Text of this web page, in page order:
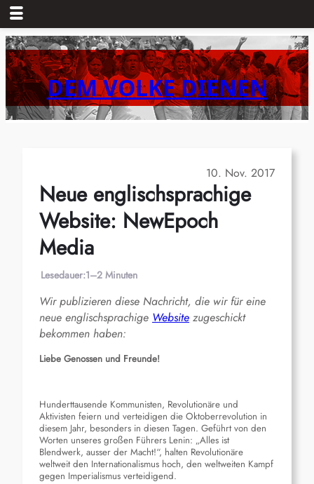
Zum
Inhalt
springenDEM VOLKE DIENEN
10. Nov. 2017
Neue englischsprachige
Website: NewEpoch
Media
Lesedauer:1–2 Minuten
Wir publizieren diese Nachricht, die wir für eine
neue englischsprachige Website zugeschickt
bekommen haben:
Liebe Genossen und Freunde!
Hunderttausende Kommunisten, Revolutionäre und
Aktivisten feiern und verteidigen die Oktoberrevolution in
diesem Jahr, besonders in diesen Tagen. Geführt von den
Worten unseres großen Führers Lenin: „Alles ist
Blendwerk, ausser der Macht!“, halten Revolutionäre
weltweit den Internationalismus hoch, den weltweiten Kampf
gegen Imperialismus verteidigend.